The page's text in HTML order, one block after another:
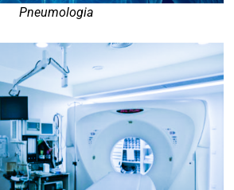
Pneumologia